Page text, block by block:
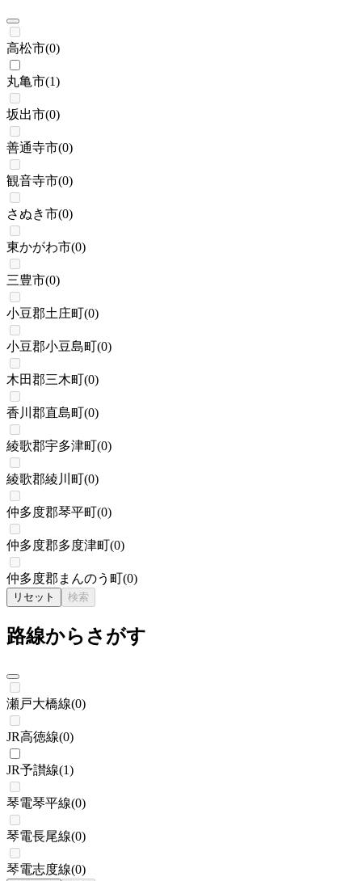
高松市(0)
丸亀市(1)
坂出市(0)
善通寺市(0)
観音寺市(0)
さぬき市(0)
東かがわ市(0)
三豊市(0)
小豆郡土庄町(0)
小豆郡小豆島町(0)
木田郡三木町(0)
香川郡直島町(0)
綾歌郡宇多津町(0)
綾歌郡綾川町(0)
仲多度郡琴平町(0)
仲多度郡多度津町(0)
仲多度郡まんのう町(0)
リセット 検索
路線からさがす
瀬戸大橋線(0)
JR高徳線(0)
JR予讃線(1)
琴電琴平線(0)
琴電長尾線(0)
琴電志度線(0)